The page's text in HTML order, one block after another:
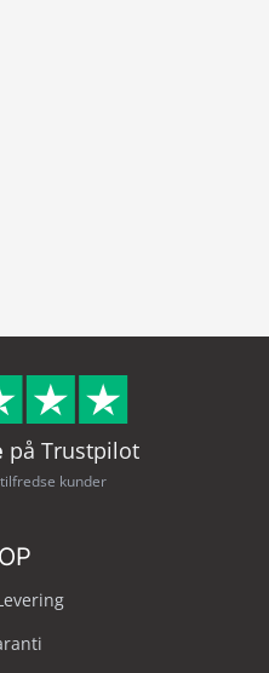
på Trustpilot
kunder